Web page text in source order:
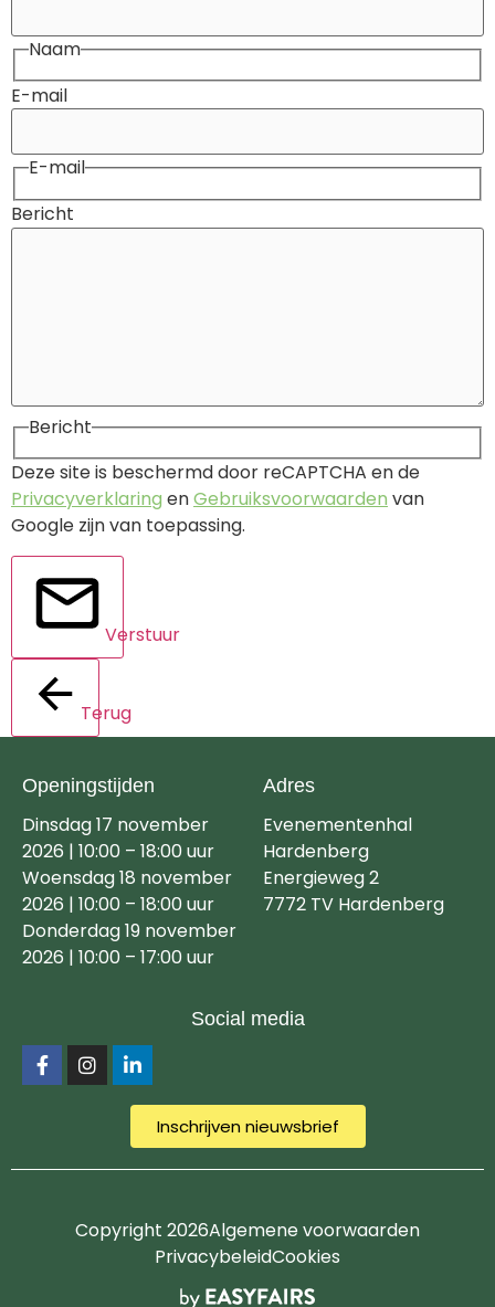
Naam
E-mail
E-mail
Bericht
Bericht
Deze site is beschermd door reCAPTCHA en de
Privacyverklaring enGebruiksvoorwaarden van
Google zijn van toepassing.
Verstuur
Terug
Openingstijden
Dinsdag 17 november
2026 | 10:00 – 18:00 uur
Woensdag 18 november
2026 | 10:00 – 18:00 uur
Donderdag 19 november
2026 | 10:00 – 17:00 uur
Adres
Evenementenhal
Hardenberg
Energieweg 2
7772 TV Hardenberg
Social media
Inschrijven nieuwsbrief
Copyright 2026Algemene voorwaarden
PrivacybeleidCookies